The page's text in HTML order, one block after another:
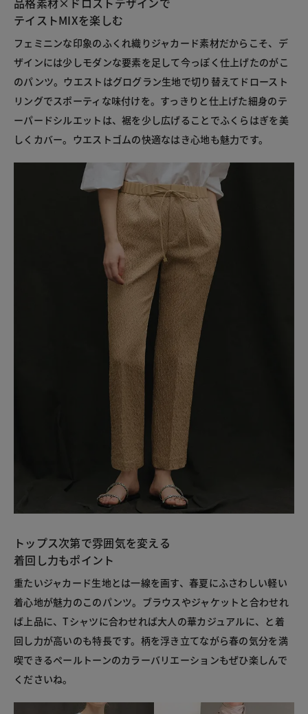
テイストMIXを楽しむ
フェミニンな印象のふくれ織りジャカード素材だからこそ、デ
ザインには少しモダンな要素を足して今っぽく仕上げたのがこ
のパンツ。ウエストはグログラン生地で切り替えてドロースト
リングでスポーティな味付けを。すっきりと仕上げた細身のテ
ーパードシルエットは、裾を少し広げることでふくらはぎを美
しくカバー。ウエストゴムの快適なはき心地も魅力です。
トップス次第で雰囲気を変える
着回し力もポイント
重たいジャカード生地とは一線を画す、春夏にふさわしい軽い
着心地が魅力のこのパンツ。ブラウスやジャケットと合わせれ
ば上品に、Tシャツに合わせれば大人の華カジュアルに、と着
回し力が高いのも特長です。柄を浮き立てながら春の気分を満
喫できるペールトーンのカラーバリエーションもぜひ楽しんで
くださいね。